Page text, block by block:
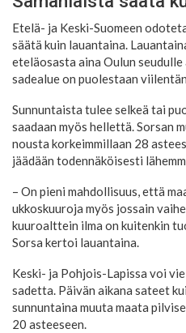
Etelä- ja Keski-Suomeen
säätä kuin lauantaina.
eteläosasta aina Oulun
sadealue on puolestaan
Sunnuntaista tulee selkeä tai
saadaan myös hellettä. Sorsan
nousta korkeimmillaan 28
jäädään todennäköisesti
– On pieni mahdollisuus, että
ukkoskuuroja myös jossain
kuuroalttein ilma on kuitenkin
Sorsa kertoi lauantaina.
Keski- ja Pohjois-Lapissa voi
sadetta. Päivän aikana sateet
sunnuntaina muuta maata
20 asteeseen.